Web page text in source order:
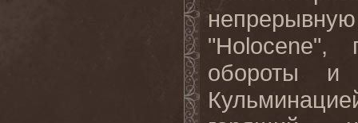
"Holocene",
обороты и